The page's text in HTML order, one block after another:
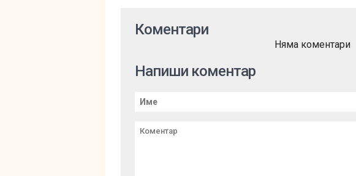
Коментари
Няма коментари
Напиши коментар